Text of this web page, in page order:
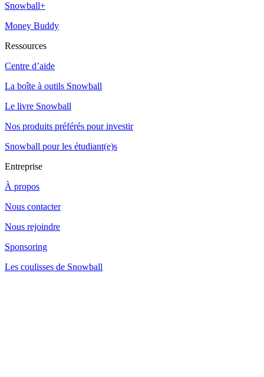
Snowball+
Money Buddy
Ressources
Centre d’aide
La boîte à outils Snowball
Le livre Snowball
Nos produits préférés pour investir
Snowball pour les étudiant(e)s
Entreprise
À propos
Nous contacter
Nous rejoindre
Sponsoring
Les coulisses de Snowball